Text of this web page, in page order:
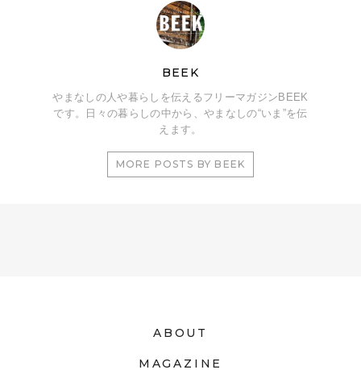
BEEK
やまなしの人や暮らしを伝えるフリーマガジンBEEK
です。日々の暮らしの中から、やまなしの“いま”を伝
えます。
MORE POSTS BY BEEK
ABOUT
MAGAZINE